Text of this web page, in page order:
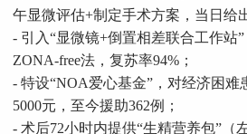
午显微评估+制定手术方案，当日给
- 引入“显微镜+倒置相差联合工作站
ZONA-free法，复苏率94%；
- 特设“NOA爱心基金”，对经济困难
5000元，至今援助362例；
- 术后72小时内提供“生精营养包”（